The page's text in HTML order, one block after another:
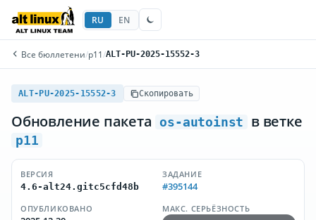
RU EN
Все бюллетени/p11 /ALT-PU-2025-15552-3
ALT-PU-2025-15552-3 Скопировать
Обновление пакета os-autoinst в ветке
p11
ВЕРСИЯ
4.6-alt24.gitc5cfd48b
ЗАДАНИЕ
#395144
ОПУБЛИКОВАНО
МАКС. СЕРЬЁЗНОСТЬ